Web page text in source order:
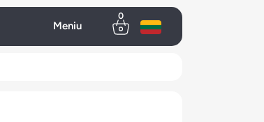
Meniu
0